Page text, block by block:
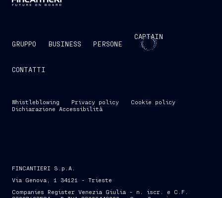
GRUPPO BUSINESS PERSONE
CAPTAIN
CONTATTI
Whistleblowing Privacy policy
Cookie policy
Dichiarazione Accessibilità
FINCANTIERI S.p.A.
Via Genova, 1 34121 - Trieste
Companies Register Venezia Giulia - n. iscr. e C.F.